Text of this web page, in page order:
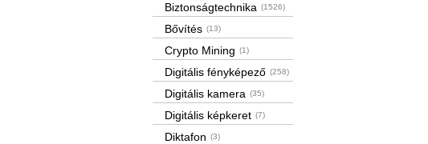
Biztonságtechnika (1526)
Bővítés (13)
Crypto Mining (1)
Digitális fényképező (258)
Digitális kamera (35)
Digitális képkeret (7)
Diktafon (3)